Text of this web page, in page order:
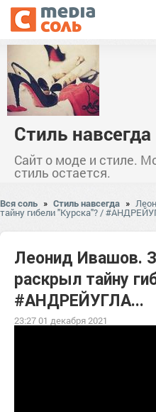
Стиль навсегда
Сайт о моде и стиле.
стиль остается.
Вся соль » Стиль навсегда »
тайну гибели "Курска"? /
Леонид Ивашов.
раскрыл тайну
#АНДРЕЙУГЛА...
23:27 01 декабря 2021